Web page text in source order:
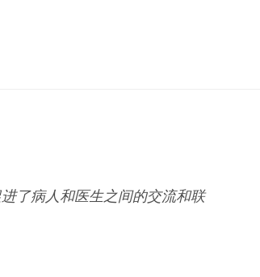
了病人和医生之间的交流和联